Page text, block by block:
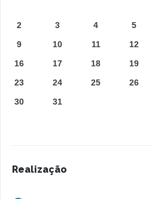
2
3 4 5
9
10 11 12
16
17 18 19
23
24 25 26
30
31
Realização